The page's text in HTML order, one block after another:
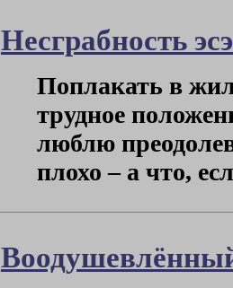
Несграбность
Поплакать в
трудное
люблю
плохо – а что,